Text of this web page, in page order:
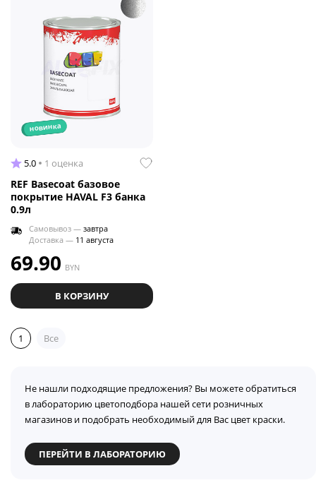
новинка
5.0 1 оценка
REF Basecoat базовое
покрытие HAVAL F3 банка
0.9л
Самовывоз — завтра
Доставка — 11 августа
69.90 BYN
В КОРЗИНУ
1 Все
Не нашли подходящие предложения? Вы можете обратиться
в лабораторию цветоподбора нашей сети розничных
магазинов и подобрать необходимый для Вас цвет краски.
ПЕРЕЙТИ В ЛАБОРАТОРИЮ